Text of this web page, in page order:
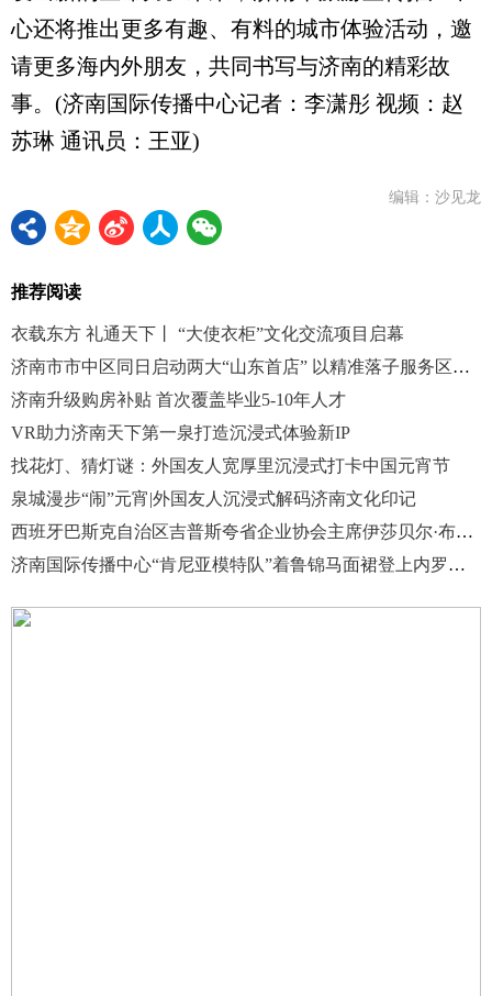
心还将推出更多有趣、有料的城市体验活动，邀
请更多海内外朋友，共同书写与济南的精彩故
事。(济南国际传播中心记者：李潇彤 视频：赵
苏琳 通讯员：王亚)
编辑：沙见龙
推荐阅读
衣载东方 礼通天下丨 “大使衣柜”文化交流项目启幕
济南市市中区同日启动两大“山东首店” 以精准落子服务区域高质量发展
济南升级购房补贴 首次覆盖毕业5-10年人才
VR助力济南天下第一泉打造沉浸式体验新IP
找花灯、猜灯谜：外国友人宽厚里沉浸式打卡中国元宵节
泉城漫步“闹”元宵|外国友人沉浸式解码济南文化印记
西班牙巴斯克自治区吉普斯夸省企业协会主席伊莎贝尔·布斯托一行来章丘区考察座谈
济南国际传播中心“肯尼亚模特队”着鲁锦马面裙登上内罗毕春晚